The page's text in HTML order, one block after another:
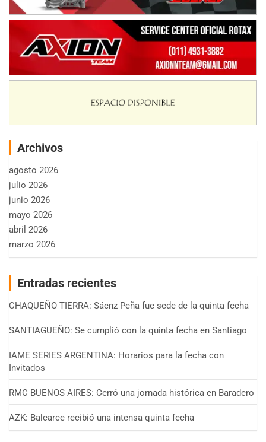
Archivos
agosto 2026
julio 2026
junio 2026
mayo 2026
abril 2026
marzo 2026
Entradas recientes
CHAQUEÑO TIERRA: Sáenz Peña fue sede de la quinta fecha
SANTIAGUEÑO: Se cumplió con la quinta fecha en Santiago
IAME SERIES ARGENTINA: Horarios para la fecha con
Invitados
RMC BUENOS AIRES: Cerró una jornada histórica en Baradero
AZK: Balcarce recibió una intensa quinta fecha